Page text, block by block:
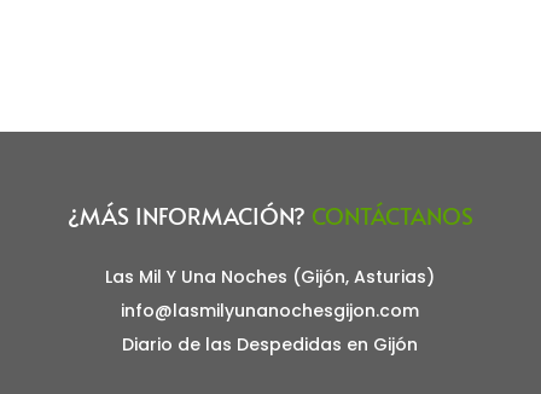
¿MÁS INFORMACIÓN? CONTÁCTANOS
Las Mil Y Una Noches (Gijón, Asturias)
info@lasmilyunanochesgijon.com
Diario de las Despedidas en Gijón